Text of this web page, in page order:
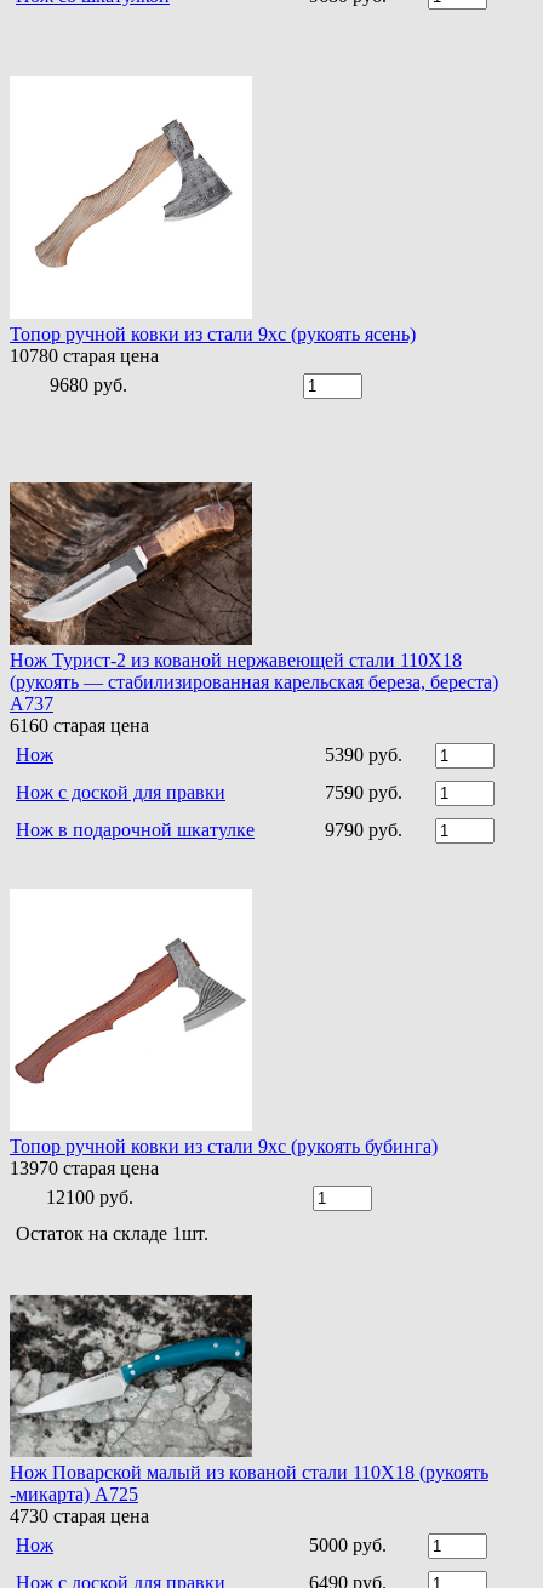
Топор ручной ковки из стали 9хс (рукоять ясень)
10780 старая цена
9680 руб.
Нож Турист-2 из кованой нержавеющей стали 110Х18
(рукоять — стабилизированная карельская береза, береста)
A737
6160 старая цена
Нож
5390 руб.
Нож с доской для правки
7590 руб.
Нож в подарочной шкатулке
9790 руб.
Топор ручной ковки из стали 9хс (рукоять бубинга)
13970 старая цена
12100 руб.
Остаток на складе 1шт.
Нож Поварской малый из кованой стали 110Х18 (рукоять
-микарта) A725
4730 старая цена
Нож
5000 руб.
Нож с доской для правки
6490 руб.